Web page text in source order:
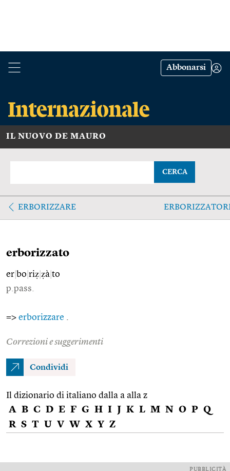
Abbonarsi
IL NUOVO DE MAURO
CERCA
ERBORIZZARE
erborizzato
er bo riẓ ẓà to
p.pass.
=> erborizzare
Correzioni e suggerimenti
Condividi
Il dizionario di italiano dalla a alla z
A B C D E F G H I J K L M N O P Q
R S T U V W X Y Z
PUBBLICITÀ